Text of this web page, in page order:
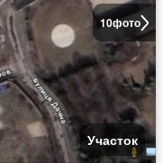
10фото
Участок